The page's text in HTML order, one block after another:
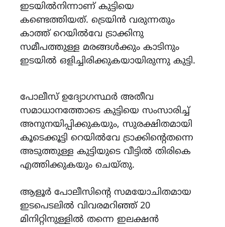
ഇടയിൽനിന്നാണ് കുട്ടിയെ
കണ്ടെത്തിയത്. ട്രെയിൻ വരുന്നതും
കാത്ത് റെയിൽവേ ട്രാക്കിനു
സമീപത്തുള്ള മരങ്ങൾക്കും കാടിനും
ഇടയിൽ ഒളിച്ചിരിക്കുകയായിരുന്നു കുട്ടി.
പോലീസ് ഉദ്യോഗസ്ഥർ അതീവ
സമാധാനത്തോടെ കുട്ടിയെ സംസാരിച്ച്
അനുനയിപ്പിക്കുകയും, സുരക്ഷിതമായി
കൂടെക്കൂട്ടി റെയിൽവേ ട്രാക്കിന്റെതന്നെ
അടുത്തുള്ള കുട്ടിയുടെ വീട്ടിൽ തിരികെ
എത്തിക്കുകയും ചെയ്തു.
ആളൂർ പോലീസിന്റെ സമയോചിതമായ
ഇടപെടലിൽ വിവരമറിഞ്ഞ് 20
മിനിറ്റിനുള്ളിൽ തന്നെ ഇലക്ഷൻ